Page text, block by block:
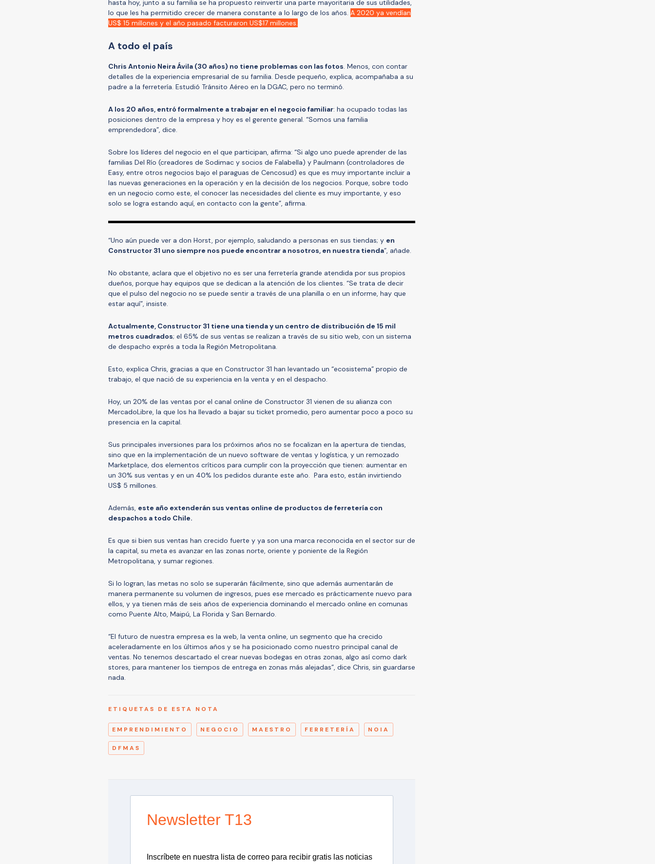
hasta hoy, junto a su familia se ha propuesto reinvertir una parte mayoritaria de sus utilidades,
lo que les ha permitido crecer de manera constante a lo largo de los años. A 2020 ya vendían
US$ 15 millones y el año pasado facturaron US$17 millones.
A todo el país
Chris Antonio Neira Ávila (30 años) no tiene problemas con las fotos. Menos, con contar
detalles de la experiencia empresarial de su familia. Desde pequeño, explica, acompañaba a su
padre a la ferretería. Estudió Tránsito Aéreo en la DGAC, pero no terminó.
A los 20 años, entró formalmente a trabajar en el negocio familiar: ha ocupado todas las
posiciones dentro de la empresa y hoy es el gerente general. “Somos una familia
emprendedora”, dice.
Sobre los líderes del negocio en el que participan, afirma: “Si algo uno puede aprender de las
familias Del Río (creadores de Sodimac y socios de Falabella) y Paulmann (controladores de
Easy, entre otros negocios bajo el paraguas de Cencosud) es que es muy importante incluir a
las nuevas generaciones en la operación y en la decisión de los negocios. Porque, sobre todo
en un negocio como este, el conocer las necesidades del cliente es muy importante, y eso
solo se logra estando aquí, en contacto con la gente”, afirma.
“Uno aún puede ver a don Horst, por ejemplo, saludando a personas en sus tiendas; y en
Constructor 31 uno siempre nos puede encontrar a nosotros, en nuestra tienda”, añade.
No obstante, aclara que el objetivo no es ser una ferretería grande atendida por sus propios
dueños, porque hay equipos que se dedican a la atención de los clientes. “Se trata de decir
que el pulso del negocio no se puede sentir a través de una planilla o en un informe, hay que
estar aquí”, insiste.
Actualmente, Constructor 31 tiene una tienda y un centro de distribución de 15 mil
metros cuadrados; el 65% de sus ventas se realizan a través de su sitio web, con un sistema
de despacho exprés a toda la Región Metropolitana.
Esto, explica Chris, gracias a que en Constructor 31 han levantado un “ecosistema” propio de
trabajo, el que nació de su experiencia en la venta y en el despacho.
Hoy, un 20% de las ventas por el canal online de Constructor 31 vienen de su alianza con
MercadoLibre, la que los ha llevado a bajar su ticket promedio, pero aumentar poco a poco su
presencia en la capital.
Sus principales inversiones para los próximos años no se focalizan en la apertura de tiendas,
sino que en la implementación de un nuevo software de ventas y logística, y un remozado
Marketplace, dos elementos críticos para cumplir con la proyección que tienen: aumentar en
un 30% sus ventas y en un 40% los pedidos durante este año. Para esto, están invirtiendo
US$ 5 millones.
Además, este año extenderán sus ventas online de productos de ferretería con
despachos a todo Chile.
Es que si bien sus ventas han crecido fuerte y ya son una marca reconocida en el sector sur de
la capital, su meta es avanzar en las zonas norte, oriente y poniente de la Región
Metropolitana, y sumar regiones.
Si lo logran, las metas no solo se superarán fácilmente, sino que además aumentarán de
manera permanente su volumen de ingresos, pues ese mercado es prácticamente nuevo para
ellos, y ya tienen más de seis años de experiencia dominando el mercado online en comunas
como Puente Alto, Maipú, La Florida y San Bernardo.
“El futuro de nuestra empresa es la web, la venta online, un segmento que ha crecido
aceleradamente en los últimos años y se ha posicionado como nuestro principal canal de
ventas. No tenemos descartado el crear nuevas bodegas en otras zonas, algo así como dark
stores, para mantener los tiempos de entrega en zonas más alejadas”, dice Chris, sin guardarse
nada.
ETIQUETAS DE ESTA NOTA
EMPRENDIMIENTO NEGOCIO MAESTRO FERRETERÍA NOIA
DFMAS
Newsletter T13
Inscríbete en nuestra lista de correo para recibir gratis las noticias